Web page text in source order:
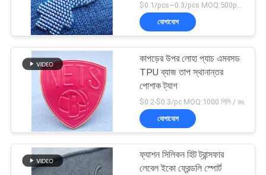
$0.1/pcs~0.3/pcs MOQ:500pcs
যোগাযোগ
কাপড়ের উপর লোহা প্যাচ এমবসড
TPU ব্যাজ তাপ স্থানান্তর
পোশাক ট্যাগ
$0.2-$0.3/pc MOQ:1000 পিসি / রঙ
যোগাযোগ
ফ্যাশন সিলিকন হিট ট্রান্সফার
লেবেল ইকো ফ্রেন্ডলি স্পোর্ট